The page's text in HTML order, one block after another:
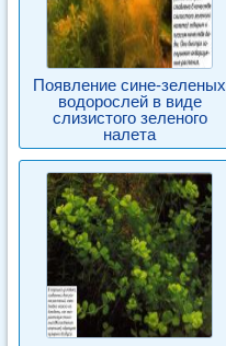
Появление сине-зеленых
водорослей в виде
слизистого зеленого
налета